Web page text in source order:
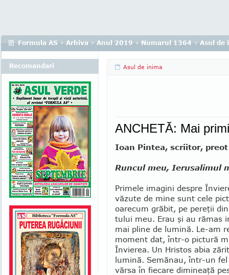
Formula AS › Arhiva › Anul 2019 › Numarul 1364 › Asul de
Asul de inima
ANCHETĂ: Mai
Ioan Pintea, scriitor, preot
Runcul meu, Ierusalimul
Primele imagini despre
văzute de mine sunt cele
oarecum grăbit, pe pereţii
tului meu. Erau şi au rămas
mai pline de lu­mină. Le-am
mo­ment dat, în­tr-o pictură
Învierea. Un Hristos abia
lumină. Se­mănau, într-un
vărsa în fiecare di­mineaţă
Recomandari